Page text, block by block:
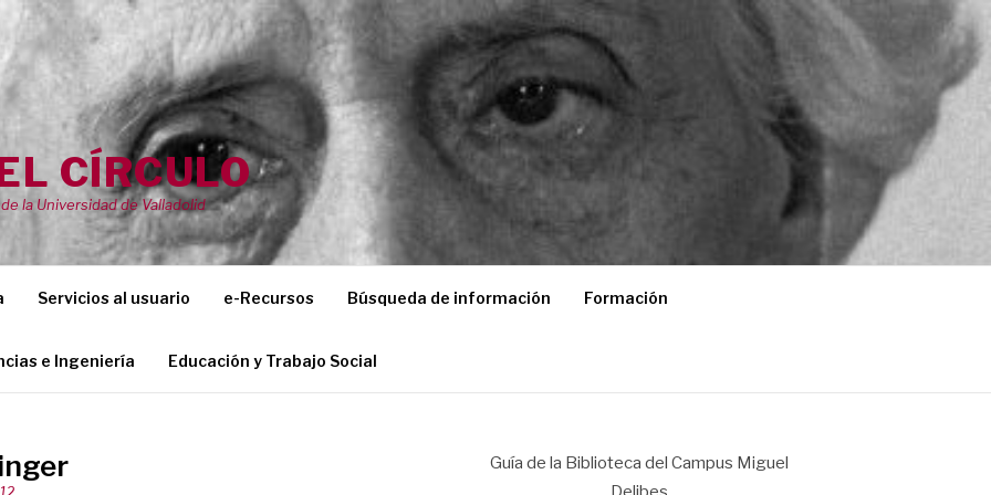
CÍRCULO
la Universidad de Valladolid
Servicios al usuario e-Recursos Búsqueda de información Formación
e Ingeniería Educación y Trabajo Social
Guía de la Biblioteca del Campus Miguel